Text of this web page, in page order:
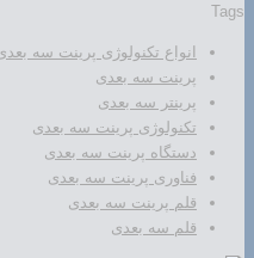
Tags
انواع تکنولوژی پرینت سه
پرینت سه بعدی
پرینتر سه بعدی
تکنولوژی پرینت سه بعدی
دستگاه پرینت سه بعدی
فناوری پرینت سه بعدی
قلم پرینت سه بعدی
قلم سه بعدی